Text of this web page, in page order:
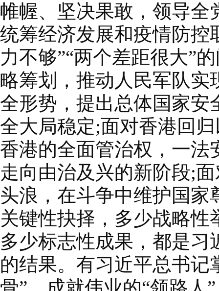
帷幄、坚决果敢，领导全
统筹经济发展和疫情防控
力不够”“两个差距很大”
略筹划，推动人民军队
全形势，提出总体国家安
全大局稳定;面对香港回
香港的全面管治权，一法
走向由治及兴的新阶段;
头浪，在斗争中维护国
关键性抉择，多少战略
多少标志性成果，都是
的结果。有习近平总书记